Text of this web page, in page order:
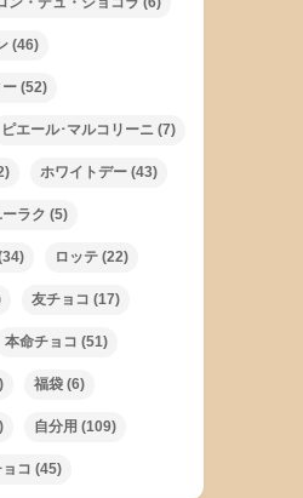
(46)
(52)
ピエール･マルコリーニ (7)
ホワイトデー (43)
ラク (5)
ロッテ (22)
友チョコ (17)
本命チョコ (51)
福袋 (6)
自分用 (109)
コ (45)